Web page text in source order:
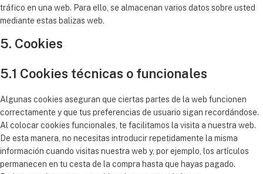
tráfico en una web. Para ello, se almacenan varios datos sobre usted
mediante estas balizas web.
5. Cookies
5.1 Cookies técnicas o funcionales
Algunas cookies aseguran que ciertas partes de la web funcionen
correctamente y que tus preferencias de usuario sigan recordándose.
Al colocar cookies funcionales, te facilitamos la visita a nuestra web.
De esta manera, no necesitas introducir repetidamente la misma
información cuando visitas nuestra web y, por ejemplo, los artículos
permanecen en tu cesta de la compra hasta que hayas pagado.